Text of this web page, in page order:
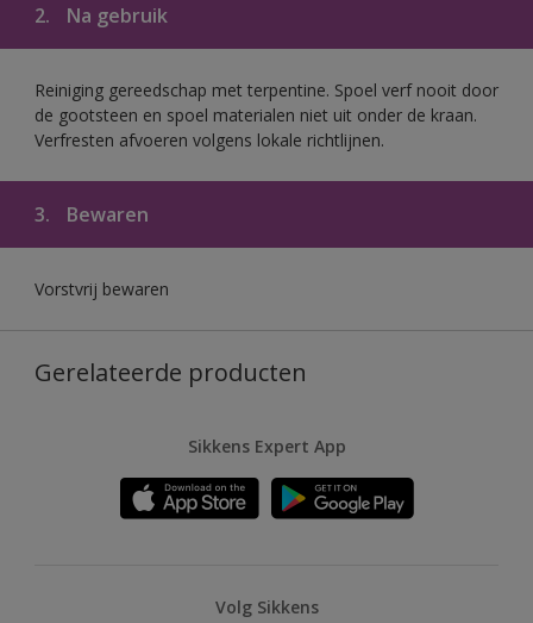
2. Na gebruik
Reiniging gereedschap met terpentine. Spoel verf nooit door
de gootsteen en spoel materialen niet uit onder de kraan.
Verfresten afvoeren volgens lokale richtlijnen.
3. Bewaren
Vorstvrij bewaren
Gerelateerde producten
Sikkens Expert App
Volg Sikkens